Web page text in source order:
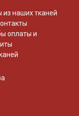
из наших тканей
оплаты и